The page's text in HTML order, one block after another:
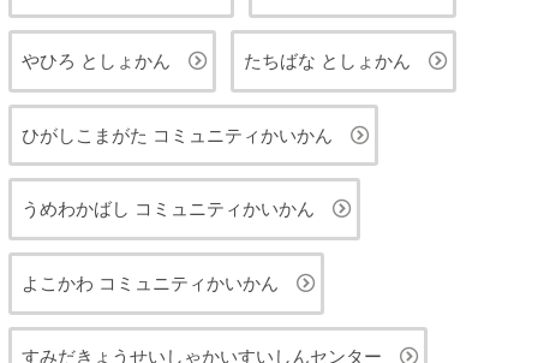
やひろ としょかん たちばな としょかん
ひがしこまがた コミュニティかいかん
うめわかばし コミュニティかいかん
よこかわ コミュニティかいかん
すみだきょうせいしゃかいすいしんセンター